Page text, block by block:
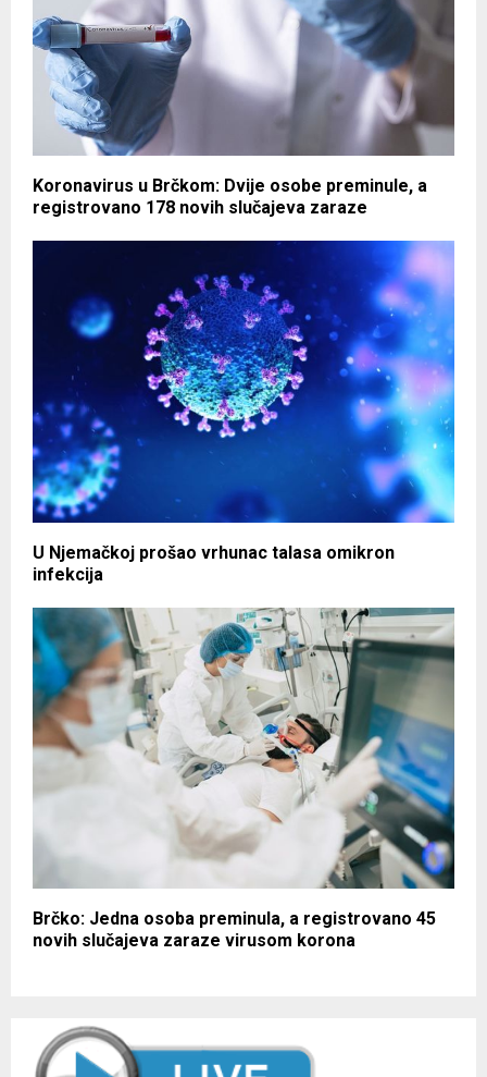
Koronavirus u Brčkom: Dvije osobe preminule, a
registrovano 178 novih slučajeva zaraze
U Njemačkoj prošao vrhunac talasa omikron
infekcija
Brčko: Jedna osoba preminula, a registrovano 45
novih slučajeva zaraze virusom korona